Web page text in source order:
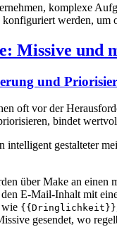
komplexe
werden, um
Missive und
und
oft vor der
bindet
intelligent gestalteter
über Make an einen
E-Mail-Inhalt mit
wie {{Dringlichkeit}}
gesendet, wo